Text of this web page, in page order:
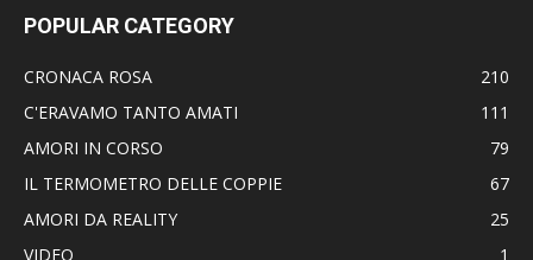
POPULAR CATEGORY
CRONACA ROSA
210
C'ERAVAMO TANTO AMATI
111
AMORI IN CORSO
79
IL TERMOMETRO DELLE COPPIE
67
AMORI DA REALITY
25
VIDEO
1